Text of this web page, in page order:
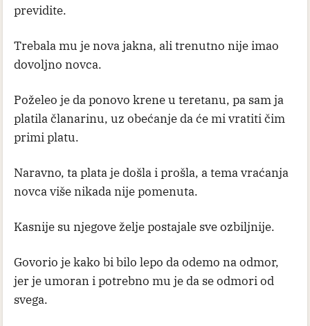
previdite.
Trebala mu je nova jakna, ali trenutno nije imao
dovoljno novca.
Poželeo je da ponovo krene u teretanu, pa sam ja
platila članarinu, uz obećanje da će mi vratiti čim
primi platu.
Naravno, ta plata je došla i prošla, a tema vraćanja
novca više nikada nije pomenuta.
Kasnije su njegove želje postajale sve ozbiljnije.
Govorio je kako bi bilo lepo da odemo na odmor,
jer je umoran i potrebno mu je da se odmori od
svega.